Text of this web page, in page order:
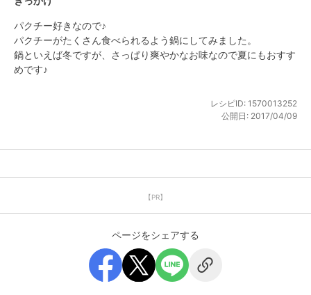
パクチー好きなので♪
パクチーがたくさん食べられるよう鍋にしてみました。
鍋といえば冬ですが、さっぱり爽やかなお味なので夏にもおすす
めです♪
レシピID: 1570013252
公開日: 2017/04/09
【PR】
ページをシェアする